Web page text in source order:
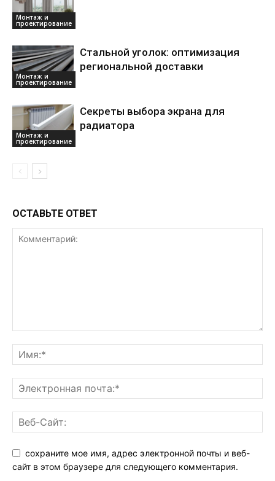
Монтаж и
проектирование
Монтаж и
проектирование
Стальной уголок: оптимизация
региональной доставки
Монтаж и
проектирование
Секреты выбора экрана для
радиатора
ОСТАВЬТЕ ОТВЕТ
сохраните мое имя, адрес электронной почты и веб-
сайт в этом браузере для следующего комментария.